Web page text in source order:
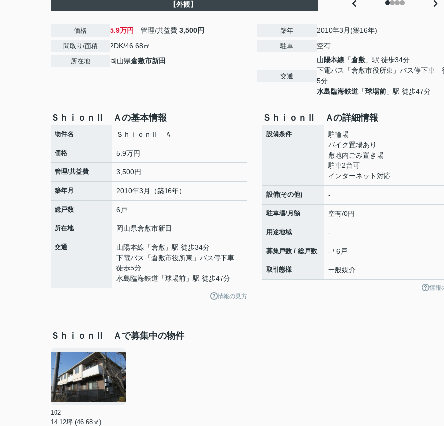
【外観】
価格 5.9万円 管理/共益費 3,500円
間取り/面積 2DK/46.68㎡
所在地 岡山県倉敷市新田
築年 2010年3月(築16年)
駐車 空有
交通
山陽本線 「倉敷 」駅 徒歩34分
下電バス「倉敷市役所東」バス停下車
5分
水島臨海鉄道 「球場前 」駅 徒歩47分
ＳｈｉｏｎⅡ Ａの基本情報
物件名 ＳｈｉｏｎⅡ Ａ
価格 5.9万円
管理/共益費 3,500円
築年月 2010年3月（築16年）
総戸数 6戸
所在地 岡山県倉敷市新田
交通 山陽本線 「倉敷 」駅 徒歩34分
下電バス「倉敷市役所東」バス停下車
徒歩5分
水島臨海鉄道 「球場前 」駅 徒歩47分
情報の見方
ＳｈｉｏｎⅡ Ａの詳細情報
設備条件
駐輪場
バイク置場あり
敷地内ごみ置き場
駐車2台可
インターネット対応
設備(その他) -
駐車場/月額 空有/0円
用途地域 -
募集戸数 / 総戸数 - / 6戸
取引態様 一般媒介
情報
ＳｈｉｏｎⅡ Ａで募集中の物件
102
14.12坪 (46.68㎡)